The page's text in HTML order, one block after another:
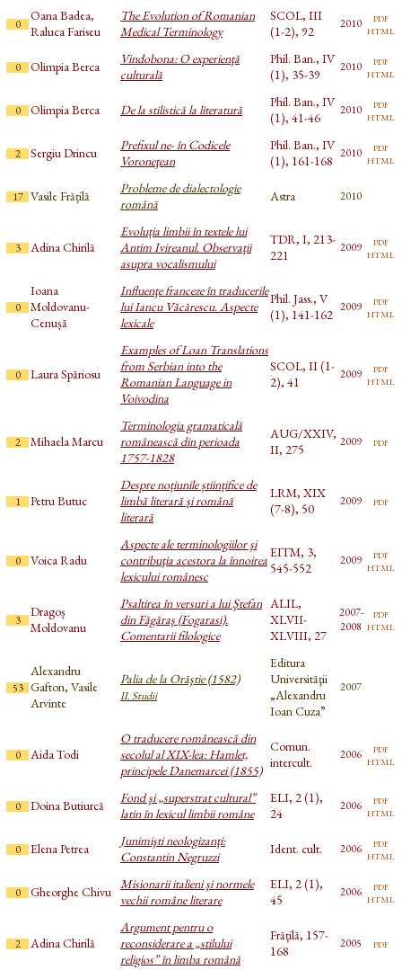
0
Oana Badea,
Raluca Fariseu
The Evolution of Romanian
Medical Terminology
SCOL, III
(1-2), 92
2010 pdf
html
0 Olimpia Berca
Vindobona: O experienţă
culturală
Phil. Ban., IV
(1), 35-39
2010 pdf
html
0 Olimpia Berca De la stilistică la literatură
Phil. Ban., IV
(1), 41-46
2010 pdf
html
2 Sergiu Drincu
Prefixul ne- în Codicele
Voroneţean
Phil. Ban., IV
(1), 161-168 2010 pdf
html
17 Vasile Frățilă
Probleme de dialectologie
română
Astra 2010
3 Adina Chirilă
Evoluția limbii în textele lui
Antim Ivireanul. Observații
asupra vocalismului
TDR, I, 213-
221
2009 pdf
html
0
Ioana
Moldovanu-
Cenușă
Influenţe franceze în traducerile
lui Iancu Văcărescu. Aspecte
lexicale
Phil. Jass., V
(1), 141-162 2009 pdf
html
0 Laura Spăriosu
Examples of Loan Translations
from Serbian into the
Romanian Language in
Voivodina
SCOL, II (1-
2), 41
2009 pdf
html
2 Mihaela Marcu
Terminologia gramaticală
românească din perioada
1757-1828
AUG/XXIV,
II, 275
2009 pdf
1 Petru Butuc
Despre noțiunile științifice de
limbă literară și română
literară
LRM, XIX
(7-8), 50
2009 pdf
0 Voica Radu
Aspecte ale terminologiilor şi
contribuţia acestora la înnoirea
lexicului românesc
EITM, 3,
545-552
2009 pdf
html
3
Dragoș
Moldovanu
Psaltirea în versuri a lui Ştefan
din Făgăraş (Fogarasi).
Comentarii filologice
ALIL,
XLVII-
XLVIII, 27
2007-
2008
pdf
html
53
Alexandru
Gafton, Vasile
Arvinte
Palia de la Orăştie (1582)
II. Studii
Editura
Universităţii
„Alexandru
Ioan Cuza”
2007
0 Aida Todi
O traducere românească din
secolul al XIX-lea: Hamlet,
principele Danemarcei (1855)
Comun.
intercult.
2006 pdf
html
0 Doina Butiurcă
Fond şi „superstrat cultural”
latin în lexicul limbii române
ELI, 2 (1),
24
2006 pdf
html
0 Elena Petrea
Junimişti neologizanţi:
Constantin Negruzzi
Ident. cult. 2006 pdf
html
0 Gheorghe Chivu Misionarii italieni şi normele
vechii române literare
ELI, 2 (1),
45
2006 pdf
html
2 Adina Chirilă
Argument pentru o
reconsiderare a „stilului
religios” în limba română
Frățilă, 157-
168
2005 pdf